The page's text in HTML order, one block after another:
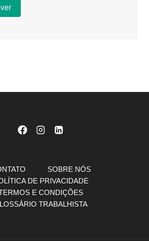
SOBRE NÓS
DE PRIVACIDADE
E CONDIÇÕES
TRABALHISTA